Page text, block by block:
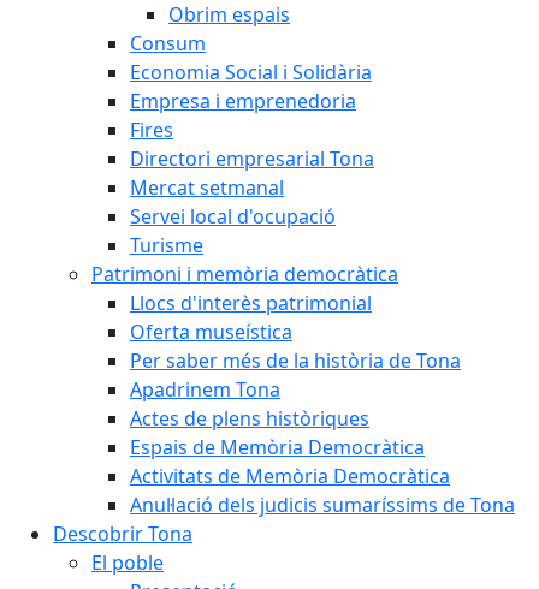
Obrim espais
Consum
Economia Social i Solidària
Empresa i emprenedoria
Fires
Directori empresarial Tona
Mercat setmanal
Servei local d'ocupació
Turisme
Patrimoni i memòria democràtica
Llocs d'interès patrimonial
Oferta museística
Per saber més de la història de Tona
Apadrinem Tona
Actes de plens històriques
Espais de Memòria Democràtica
Activitats de Memòria Democràtica
Anul·lació dels judicis sumaríssims de Tona
Descobrir Tona
El poble